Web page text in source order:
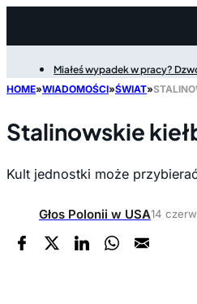
Miałeś wypadek w pracy?
HOME»WIADOMOŚCI»ŚWIAT»
Stalinowskie
Kult jednostki może
Głos Polonii w USA14